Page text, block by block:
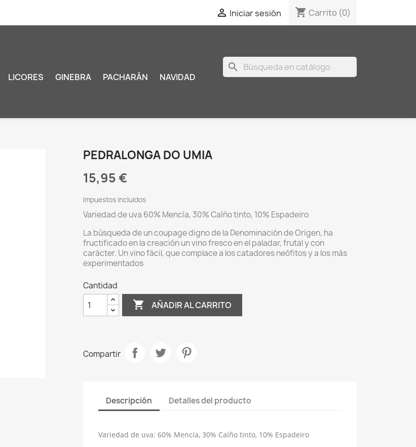
 Iniciar sesión shopping_cart Carrito (0)
LICORES GINEBRA PACHARÁN NAVIDAD
search
PEDRALONGA DO UMIA
15,95 €
Impuestos incluidos
Variedad de uva 60% Mencía, 30% Caíño tinto, 10% Espadeiro
La búsqueda de un coupage digno de la Denominación de Origen, ha
fructificado en la creación un vino fresco en el paladar, frutal y con
carácter. Un vino fácil, que complace a los catadores neófitos y a los más
experimentados
Cantidad
 AÑADIR AL CARRITO
Compartir
Descripción Detalles del producto
Variedad de uva: 60% Mencía, 30% Caíño tinto, 10% Espadeiro